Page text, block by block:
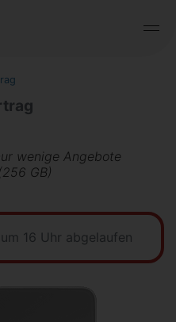
wenige Angebote
GB)
16 Uhr abgelaufen